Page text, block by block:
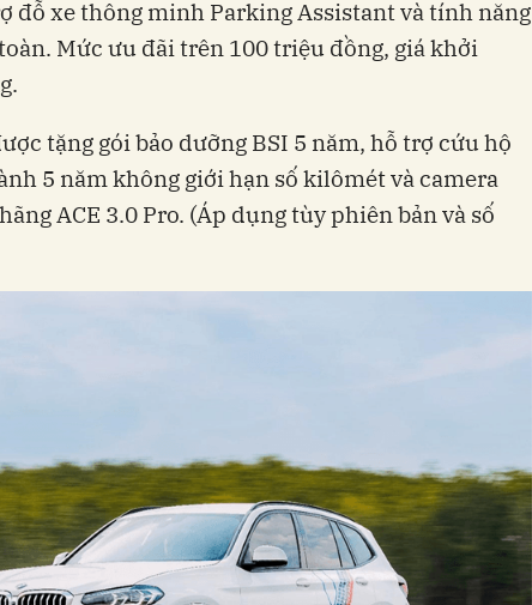
đỗ xe thông minh Parking Assistant và tính năng
Mức ưu đãi trên 100 triệu đồng, giá khởi
tặng gói bảo dưỡng BSI 5 năm, hỗ trợ cứu hộ
5 năm không giới hạn số kilômét và camera
ACE 3.0 Pro. (Áp dụng tùy phiên bản và số